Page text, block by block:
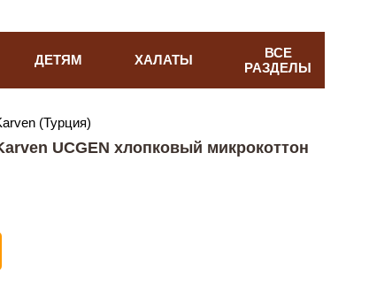
ДЕТЯМ ХАЛАТЫ
ВСЕ
РАЗДЕЛЫ
(Турция)
UCGEN хлопковый микрокоттон